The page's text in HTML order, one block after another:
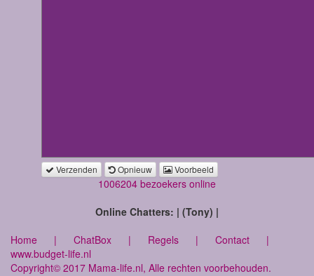
Verzenden Opnieuw Voorbeeld
1006204 bezoekers online
Online Chatters: | (Tony) |
Home | ChatBox | Regels | Contact |
www.budget-life.nl
Copyright© 2017 Mama-life.nl, Alle rechten voorbehouden.